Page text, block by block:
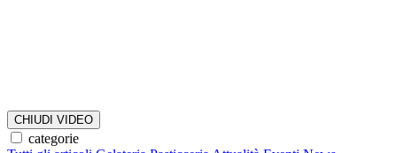
CHIUDI VIDEO
categorie